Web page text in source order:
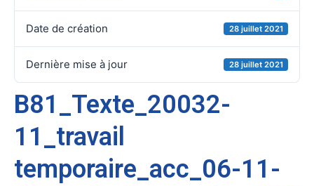
Date de création 28 juillet 2021
Dernière mise à jour 28 juillet 2021
B81_Texte_20032-
11_travail
temporaire_acc_06-11-